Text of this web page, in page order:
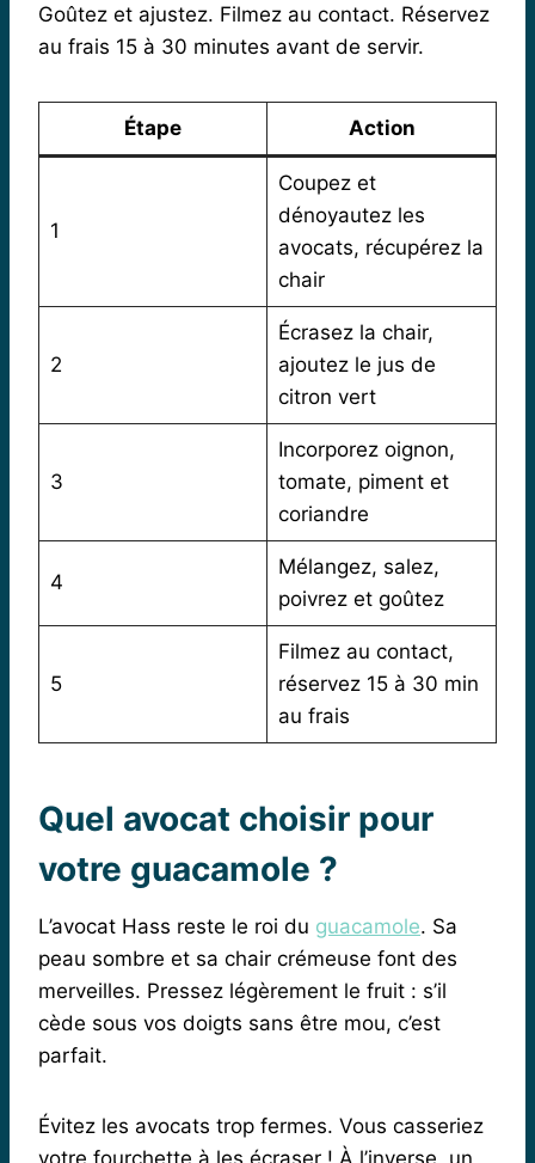
Goûtez et ajustez. Filmez au contact. Réservez
au frais 15 à 30 minutes avant de servir.
Étape Action
1
Coupez et
dénoyautez les
avocats, récupérez la
chair
2
Écrasez la chair,
ajoutez le jus de
citron vert
3
Incorporez oignon,
tomate, piment et
coriandre
4
Mélangez, salez,
poivrez et goûtez
5
Filmez au contact,
réservez 15 à 30 min
au frais
Quel avocat choisir pour
votre guacamole ?
L’avocat Hass reste le roi du guacamole. Sa
peau sombre et sa chair crémeuse font des
merveilles. Pressez légèrement le fruit : s’il
cède sous vos doigts sans être mou, c’est
parfait.
Évitez les avocats trop fermes. Vous casseriez
votre fourchette à les écraser ! À l’inverse, un